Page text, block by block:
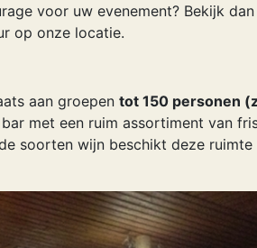
voor uw evenement? Bekijk
op onze locatie.
aan groepen tot 150 personen
met een ruim assortiment van
soorten wijn beschikt deze